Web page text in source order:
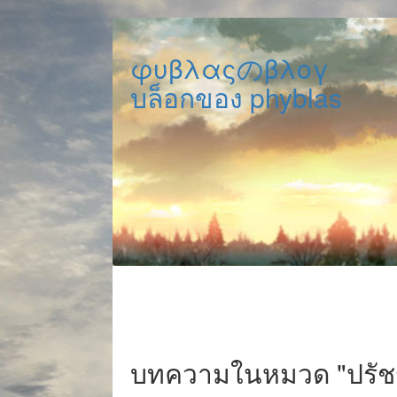
φυβλαςのβλογ
บล็อกของ phyblas
บทความในหมวด "ปรั